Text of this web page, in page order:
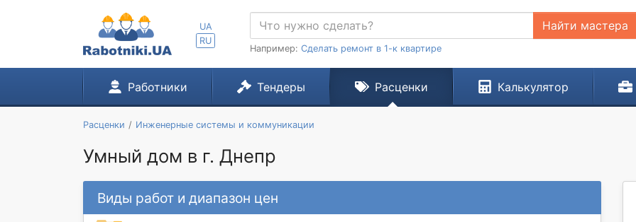
UA
RU
Найти мастера
Например: Сделать ремонт в 1-к квартире
Работники Тендеры Расценки Калькулятор
Расценки Инженерные системы и коммуникации
Умный дом в г. Днепр
Виды работ и диапазон цен